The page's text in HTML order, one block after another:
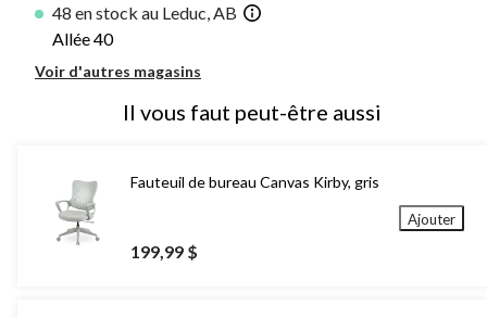
48 en stock au Leduc, AB
Allée 40
Voir d'autres magasins
Il vous faut peut-être aussi
Fauteuil de bureau Canvas Kirby, gris
199,99 $
Ajouter